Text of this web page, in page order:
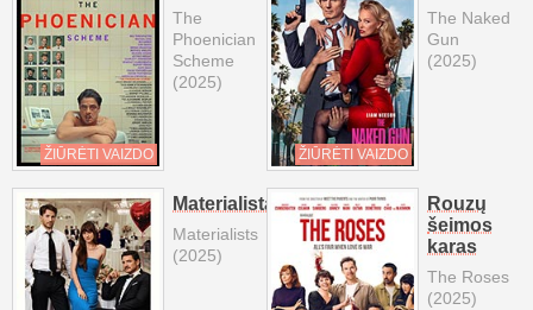
ŽIŪRĖTI VAIZDO
The
Phoenician
Scheme
(2025)
ŽIŪRĖTI VAIZDO
The Naked
Gun
(2025)
Materialistai
Materialists
(2025)
Rouzų
šeimos
karas
The Roses
(2025)